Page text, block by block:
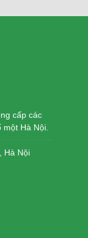
cấp các
một Hà Nội.
Hà Nội